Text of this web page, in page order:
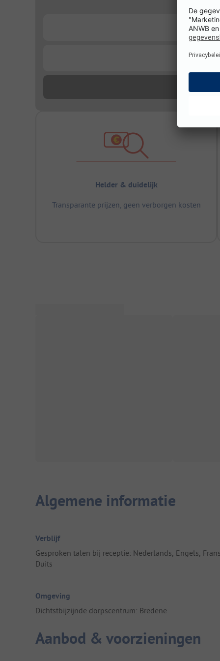
Helder & duidelijk
Transparante prijzen, geen verborgen kosten
Algemene informatie
Verblijf
Gesproken talen bij receptie: Nederlands, Engels,
Duits
Omgeving
Dichtstbijzijnde dorpscentrum: Bredene
Aanbod & voorzieningen